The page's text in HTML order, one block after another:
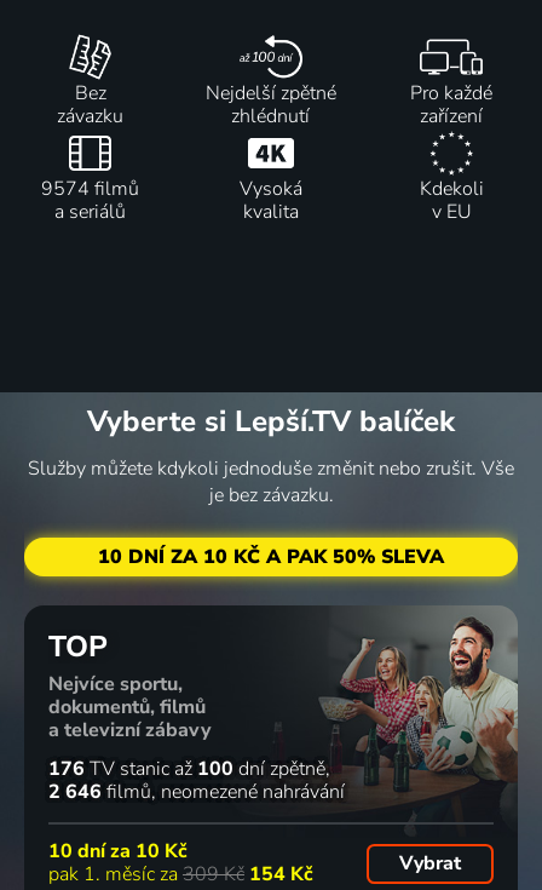
Bez
závazku
Nejdelší zpětné
zhlédnutí
Pro každé
zařízení
9574 filmů
a seriálů
Vysoká
kvalita
Kdekoli
v EU
Vyberte si Lepší.TV balíček
Služby můžete kdykoli jednoduše změnit nebo zrušit. Vše
je bez závazku.
10 DNÍ ZA 10 KČ A PAK 50% SLEVA
TOP
Nejvíce sportu,
dokumentů, filmů
a televizní zábavy
176 TV stanic až 100 dní zpětně
2 646 filmů neomezené nahrávání
10 dní za 10 Kč
pak 1. měsíc za 309 Kč 154 Kč Vybrat